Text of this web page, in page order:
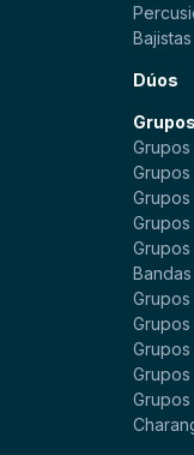
Bajistas
Dúos